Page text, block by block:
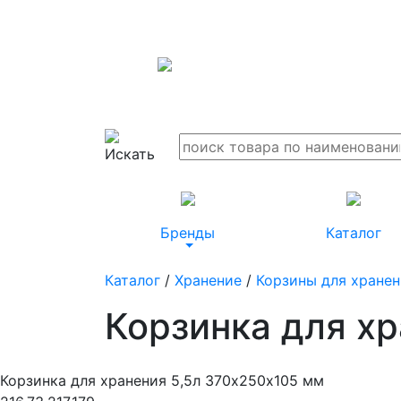
Бренды Каталог
Каталог / Хранение / Корзины для
Корзинка для
Корзинка для хранения 5,5л 370х250х105 мм